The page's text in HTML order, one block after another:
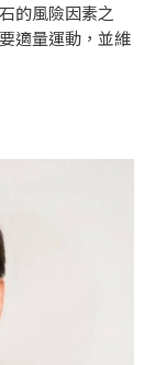
的風險因素之
適量運動，並維